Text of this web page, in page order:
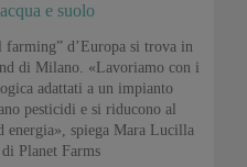
e suolo
farming” d’Europa si trova in
di Milano. «Lavoriamo con i
adattati a un impianto
pesticidi e si riducono al
energia», spiega Mara Lucilla
Planet Farms